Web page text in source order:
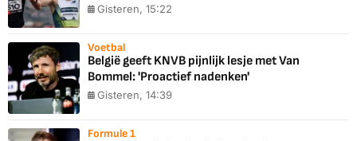
Gisteren, 15:22
Voetbal
België geeft KNVB pijnlijk lesje met Van
Bommel: 'Proactief nadenken'
Gisteren, 14:39
Formule 1